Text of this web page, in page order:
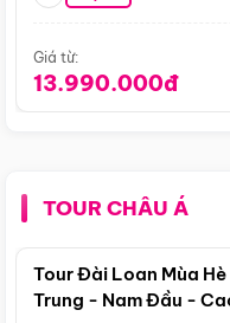
Giá từ:
13.990.000đ
TOUR CHÂU Á
Tour Đài Loan Mùa
Trung - Nam Đầu -